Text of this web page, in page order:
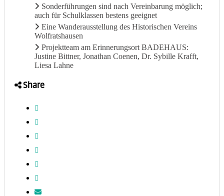
Sonderführungen sind nach Vereinbarung möglich;
auch für Schulklassen bestens geeignet
Eine Wanderausstellung des Historischen Vereins
Wolfratshausen
Projektteam am Erinnerungsort BADEHAUS:
Justine Bittner, Jonathan Coenen, Dr. Sybille Krafft,
Liesa Lahne
Share